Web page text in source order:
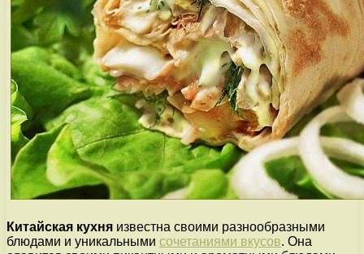
Китайская кухня известна своими разнообразными
блюдами и уникальными сочетаниями вкусов. Она